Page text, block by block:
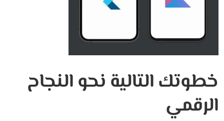
خطوتك التالية نحو النجاح
الرقمي